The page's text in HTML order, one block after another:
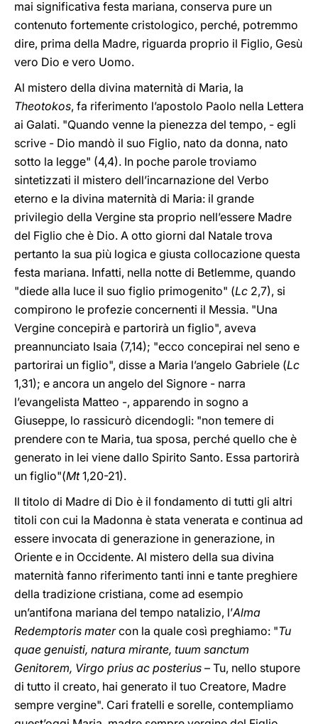
mai significativa festa mariana, conserva pure un
contenuto fortemente cristologico, perché, potremmo
dire, prima della Madre, riguarda proprio il Figlio, Gesù
vero Dio e vero Uomo.
Al mistero della divina maternità di Maria, la
Theotokos, fa riferimento l’apostolo Paolo nella Lettera
ai Galati. "Quando venne la pienezza del tempo, - egli
scrive - Dio mandò il suo Figlio, nato da donna, nato
sotto la legge" (4,4). In poche parole troviamo
sintetizzati il mistero dell’incarnazione del Verbo
eterno e la divina maternità di Maria: il grande
privilegio della Vergine sta proprio nell’essere Madre
del Figlio che è Dio. A otto giorni dal Natale trova
pertanto la sua più logica e giusta collocazione questa
festa mariana. Infatti, nella notte di Betlemme, quando
"diede alla luce il suo figlio primogenito" (Lc 2,7), si
compirono le profezie concernenti il Messia. "Una
Vergine concepirà e partorirà un figlio", aveva
preannunciato Isaia (7,14); "ecco concepirai nel seno e
partorirai un figlio", disse a Maria l’angelo Gabriele (Lc
1,31); e ancora un angelo del Signore - narra
l’evangelista Matteo -, apparendo in sogno a
Giuseppe, lo rassicurò dicendogli: "non temere di
prendere con te Maria, tua sposa, perché quello che è
generato in lei viene dallo Spirito Santo. Essa partorirà
un figlio"(Mt1,20-21).
Il titolo di Madre di Dio è il fondamento di tutti gli altri
titoli con cui la Madonna è stata venerata e continua ad
essere invocata di generazione in generazione, in
Oriente e in Occidente. Al mistero della sua divina
maternità fanno riferimento tanti inni e tante preghiere
della tradizione cristiana, come ad esempio
un’antifona mariana del tempo natalizio, l’Alma
Redemptoris matercon la quale così preghiamo: "Tu
quae genuisti, natura mirante, tuum sanctum
Genitorem, Virgo prius ac posterius – Tu, nello stupore
di tutto il creato, hai generato il tuo Creatore, Madre
sempre vergine". Cari fratelli e sorelle, contempliamo